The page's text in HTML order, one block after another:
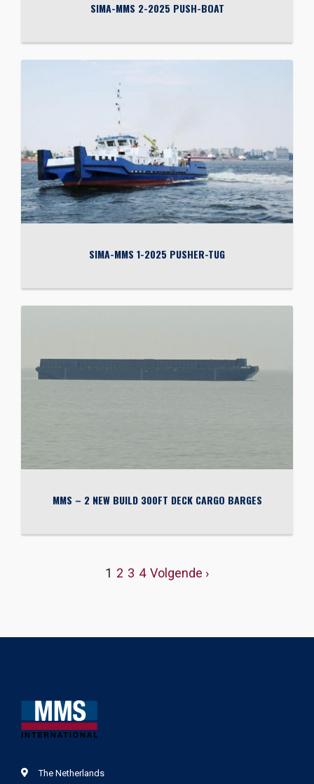
SIMA-MMS 2-2025 PUSH-BOAT
SIMA-MMS 1-2025 PUSHER-TUG
MMS – 2 NEW BUILD 300FT DECK CARGO BARGES
1 2 3 4 Volgende ›
The Netherlands